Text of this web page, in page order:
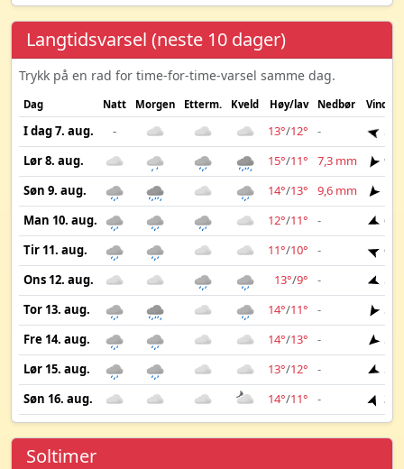
Langtidsvarsel (neste 10 dager)
Trykk på en rad for time-for-time-varsel samme dag.
Dag Natt Morgen Etterm. Kveld Høy/lav Nedbør Vind
I dag 7. aug. - 13°/12° -
5
Lør 8. aug.
15°/11° 7,3 mm
9
Søn 9. aug.
14°/13° 9,6 mm
Man 10. aug.
12°/11° -
6
Tir 11. aug.
11°/10° -
6
Ons 12. aug.
13°/9° -
5
Tor 13. aug.
14°/11° -
5
Fre 14. aug.
14°/13° -
5
Lør 15. aug.
13°/12° -
5
Søn 16. aug.
14°/11° - 3
Soltimer